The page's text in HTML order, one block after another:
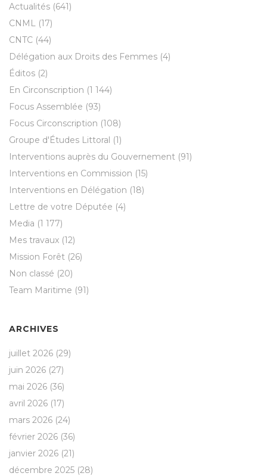
Actualités (641)
CNML (17)
CNTC (44)
Délégation aux Droits des Femmes (4)
Éditos (2)
En Circonscription (1 144)
Focus Assemblée (93)
Focus Circonscription (108)
Groupe d'Études Littoral (1)
Interventions auprès du Gouvernement (91)
Interventions en Commission (15)
Interventions en Délégation (18)
Lettre de votre Députée (4)
Media (1 177)
Mes travaux (12)
Mission Forêt (26)
Non classé (20)
Team Maritime (91)
ARCHIVES
juillet 2026 (29)
juin 2026 (27)
mai 2026 (36)
avril 2026 (17)
mars 2026 (24)
février 2026 (36)
janvier 2026 (21)
décembre 2025 (28)